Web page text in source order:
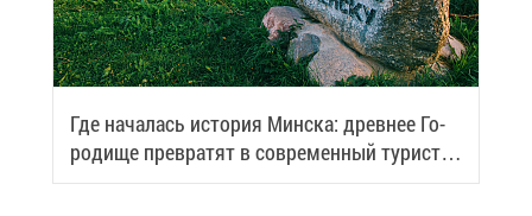
Где на­ча­лась ис­то­рия Мин­ска: древ­нее Го­
ро­ди­ще пре­вра­тят в со­вре­мен­ный ту­ри­сти­
че­ский центр